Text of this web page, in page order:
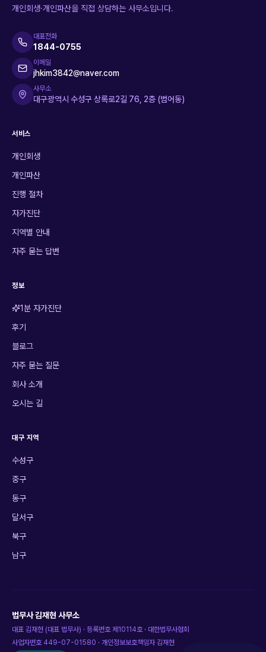
개인회생·개인파산을 직접 상담하는 사무소입니다.
대표전화
1844-0755
이메일
jhkim3842@naver.com
사무소
대구광역시 수성구 상록로2길 76, 2층 (범어동)
서비스
개인회생
개인파산
진행 절차
자가진단
지역별 안내
자주 묻는 답변
정보
1분 자가진단
후기
블로그
자주 묻는 질문
회사 소개
오시는 길
대구 지역
수성구
중구
동구
달서구
북구
남구
법무사 김재현 사무소
대표 김재현 (대표 법무사) · 등록번호제10114호· 대한법무사협회
사업자번호 449-07-01580 · 개인정보보호책임자김재현